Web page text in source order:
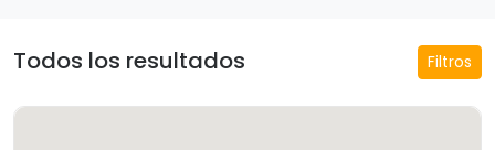
Todos los resultados Filtros